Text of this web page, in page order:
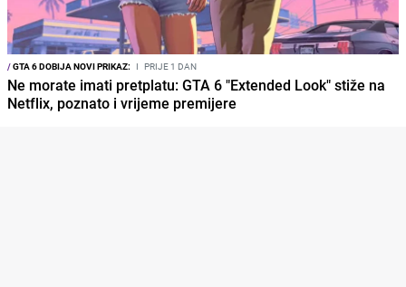
/GTA 6 DOBIJA NOVI PRIKAZ: I PRIJE 1 DAN
Ne morate imati pretplatu: GTA 6 "Extended Look" stiže na
Netflix, poznato i vrijeme premijere